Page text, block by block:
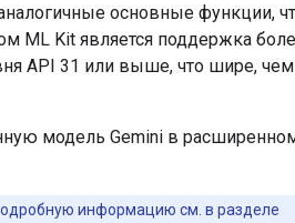
основные функции,
ML Kit является поддержка
API 31 или выше, что шире,
модель Gemini в
информацию см. в разделе